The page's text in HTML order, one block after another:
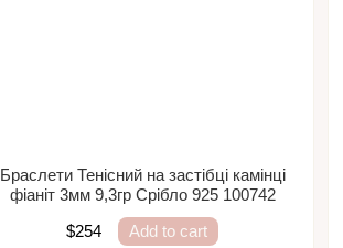
Браслети Тенісний на застібці камінці
фіаніт 3мм 9,3гр Срібло 925 100742
$254
Add to cart